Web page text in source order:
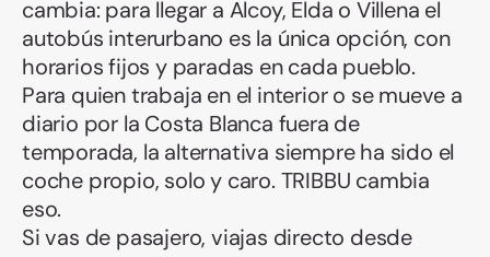
cambia: para llegar a Alcoy, Elda o Villena el
autobús interurbano es la única opción, con
horarios fijos y paradas en cada pueblo.
Para quien trabaja en el interior o se mueve a
diario por la Costa Blanca fuera de
temporada, la alternativa siempre ha sido el
coche propio, solo y caro. TRIBBU cambia
eso.
Si vas de pasajero, viajas directo desde